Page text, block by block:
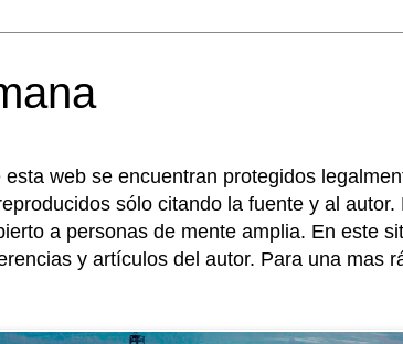
web se encuentran protegidos
sólo citando la fuente y al
a personas de mente amplia. En este
y artículos del autor. Para una mas